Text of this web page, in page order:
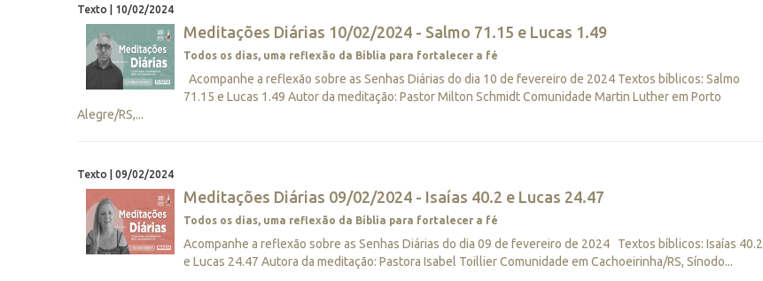
Texto | 10/02/2024
Meditações Diárias 10/02/2024 - Salmo 71.15 e Lucas 1.49
Todos os dias, uma reflexão da Bíblia para fortalecer a fé
Acompanhe a reflexão sobre as Senhas Diárias do dia 10 de fevereiro de 2024 Textos bíblicos: Salmo
71.15 e Lucas 1.49 Autor da meditação: Pastor Milton Schmidt Comunidade Martin Luther em Porto
Alegre/RS,...
Texto | 09/02/2024
Meditações Diárias 09/02/2024 - Isaías 40.2 e Lucas 24.47
Todos os dias, uma reflexão da Bíblia para fortalecer a fé
Acompanhe a reflexão sobre as Senhas Diárias do dia 09 de fevereiro de 2024 Textos bíblicos: Isaías 40.2
e Lucas 24.47 Autora da meditação: Pastora Isabel Toillier Comunidade em Cachoeirinha/RS, Sínodo...